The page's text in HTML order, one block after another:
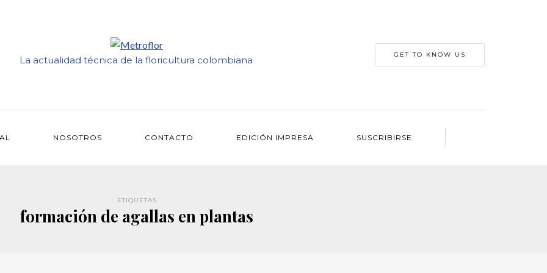
La actualidad técnica de la floricultura colombiana GET TO KNOW US
NOSOTROS CONTACTO EDICIÓN IMPRESA SUSCRIBIRSE
ETIQUETAS
formación de agallas en plantas